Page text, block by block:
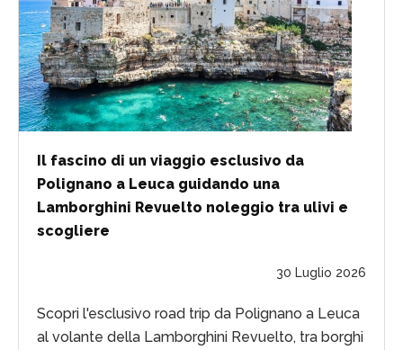
Il fascino di un viaggio esclusivo da
Polignano a Leuca guidando una
Lamborghini Revuelto noleggio tra ulivi e
scogliere
30 Luglio 2026
Scopri l'esclusivo road trip da Polignano a Leuca
al volante della Lamborghini Revuelto, tra borghi